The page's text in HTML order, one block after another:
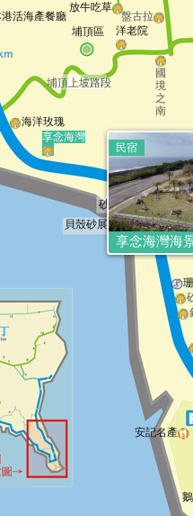
民宿
享念海灣海
埔頂上坡路段
砂島
貝殼砂展示館
安記名產
埔頂區 洋老院
青山露
清涼渡
窩
鵝
活海產餐廳
享念海灣
放牛吃草
國
境
之
南
盤古拉
海洋玫瑰